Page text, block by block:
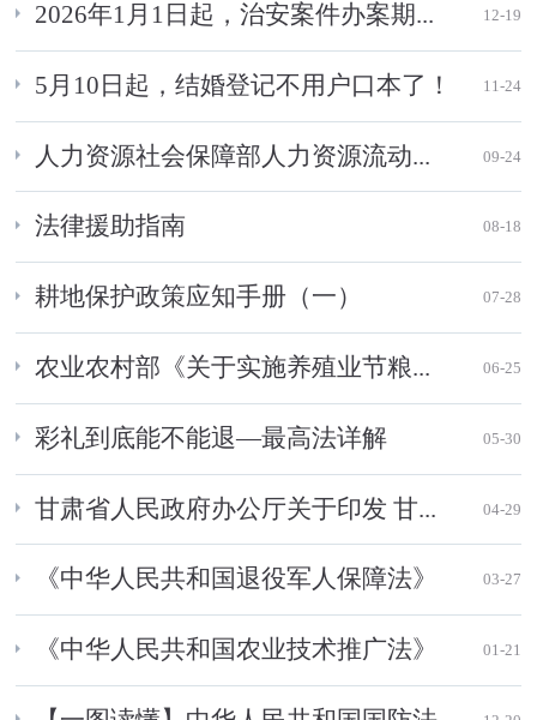
2026年1月1日起，治安案件办案期... 12-19
5月10日起，结婚登记不用户口本了！ 11-24
人力资源社会保障部人力资源流动... 09-24
法律援助指南 08-18
耕地保护政策应知手册（一） 07-28
农业农村部《关于实施养殖业节粮... 06-25
彩礼到底能不能退—最高法详解 05-30
甘肃省人民政府办公厅关于印发 甘... 04-29
《中华人民共和国退役军人保障法》 03-27
《中华人民共和国农业技术推广法》 01-21